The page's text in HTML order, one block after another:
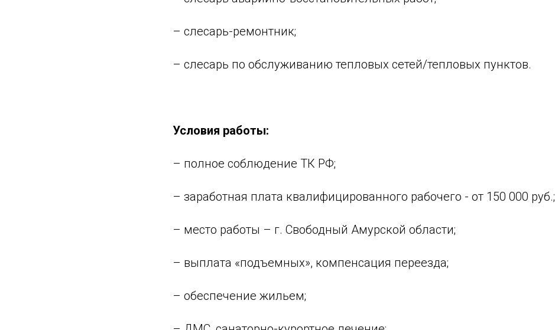
– слесарь-ремонтник;
– слесарь по обслуживанию тепловых сетей/тепловых пунктов.
Условия работы:
– полное соблюдение ТК РФ;
– заработная плата квалифицированного рабочего - от 150 000 руб.;
– место работы – г. Свободный Амурской области;
– выплата «подъемных», компенсация переезда;
– обеспечение жильем;